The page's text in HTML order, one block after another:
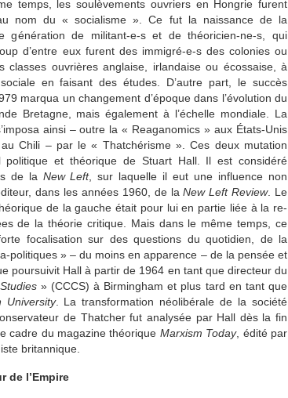
temps, les soulèvements ouvriers en Hongrie furent
nom du « socialisme ». Ce fut la naissance de la
génération de militant-e-s et de théoricien-ne-s, qui
d’entre eux furent des immigré-e-s des colonies ou
classes ouvrières anglaise, irlandaise ou écossaise, à
en faisant des études. D’autre part, le succès
marqua un changement d’époque dans l’évolution du
Bretagne, mais également à l’échelle mondiale. La
ainsi – outre la « Reaganomics » aux États-Unis
Chili – par le « Thatchérisme ». Ces deux mutation
politique et théorique de Stuart Hall. Il est considéré
de la New Left, sur laquelle il eut une influence non
dans les années 1960, de laNew Left Review. Le
de la gauche était pour lui en partie liée à la re-
de la théorie critique. Mais dans le même temps, ce
focalisation sur des questions du quotidien, de la
politiques » – du moins en apparence – de la pensée et
poursuivit Hall à partir de 1964 en tant que directeur du
» (CCCS) à Birmingham et plus tard en tant que
University. La transformation néolibérale de la société
de Thatcher fut analysée par Hall dès la fin
cadre du magazine théorique Marxism Today, édité par
britannique.
de l’Empire